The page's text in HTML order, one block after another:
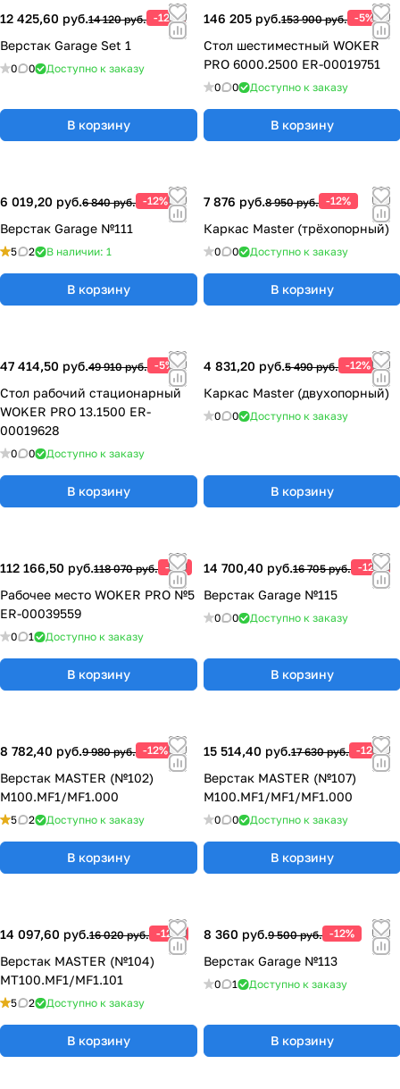
12 425,60 руб.14 120 руб. -12%
Верстак Garage Set 1
0 0 Доступно к заказу
В корзину
146 205 руб.153 900 руб. -5%
Стол шестиместный WOKER
PRO 6000.2500 ER-00019751
0 0 Доступно к заказу
В корзину
6 019,20 руб.6 840 руб. -12%
Верстак Garage №111
5 2 В наличии: 1
В корзину
7 876 руб.8 950 руб. -12%
Каркас Master (трёхопорный)
0 0 Доступно к заказу
В корзину
47 414,50 руб.49 910 руб. -5%
Стол рабочий стационарный
WOKER PRO 13.1500 ER-
00019628
0 0 Доступно к заказу
В корзину
4 831,20 руб.5 490 руб. -12%
Каркас Master (двухопорный)
0 0 Доступно к заказу
В корзину
112 166,50 руб.118 070 руб. -5%
Рабочее место WOKER PRO №5
ER-00039559
0 1 Доступно к заказу
В корзину
14 700,40 руб.16 705 руб. -12%
Верстак Garage №115
0 0 Доступно к заказу
В корзину
8 782,40 руб.9 980 руб. -12%
Верстак MASTER (№102)
M100.MF1/MF1.000
5 2 Доступно к заказу
В корзину
15 514,40 руб.17 630 руб. -12%
Верстак MASTER (№107)
M100.MF1/MF1/MF1.000
0 0 Доступно к заказу
В корзину
14 097,60 руб.16 020 руб. -12%
Верстак MASTER (№104)
MT100.MF1/MF1.101
5 2 Доступно к заказу
В корзину
8 360 руб.9 500 руб. -12%
Верстак Garage №113
0 1 Доступно к заказу
В корзину